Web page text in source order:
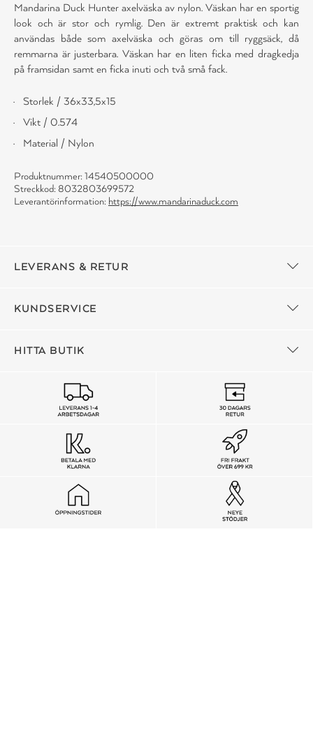
Mandarina Duck Hunter axelväska av nylon. Väskan har en sportig
look och är stor och rymlig. Den är extremt praktisk och kan
användas både som axelväska och göras om till ryggsäck, då
remmarna är justerbara. Väskan har en liten ficka med dragkedja
på framsidan samt en ficka inuti och två små fack.
Storlek / 36x33,5x15
Vikt / 0.574
Material / Nylon
Produktnummer: 14540500000
Streckkod: 8032803699572
Leverantörinformation: https://www.mandarinaduck.com
LEVERANS & RETUR
KUNDSERVICE
HITTA BUTIK